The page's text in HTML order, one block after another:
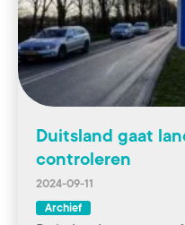
Duitsland gaat
controleren
2024-09-11
Archief